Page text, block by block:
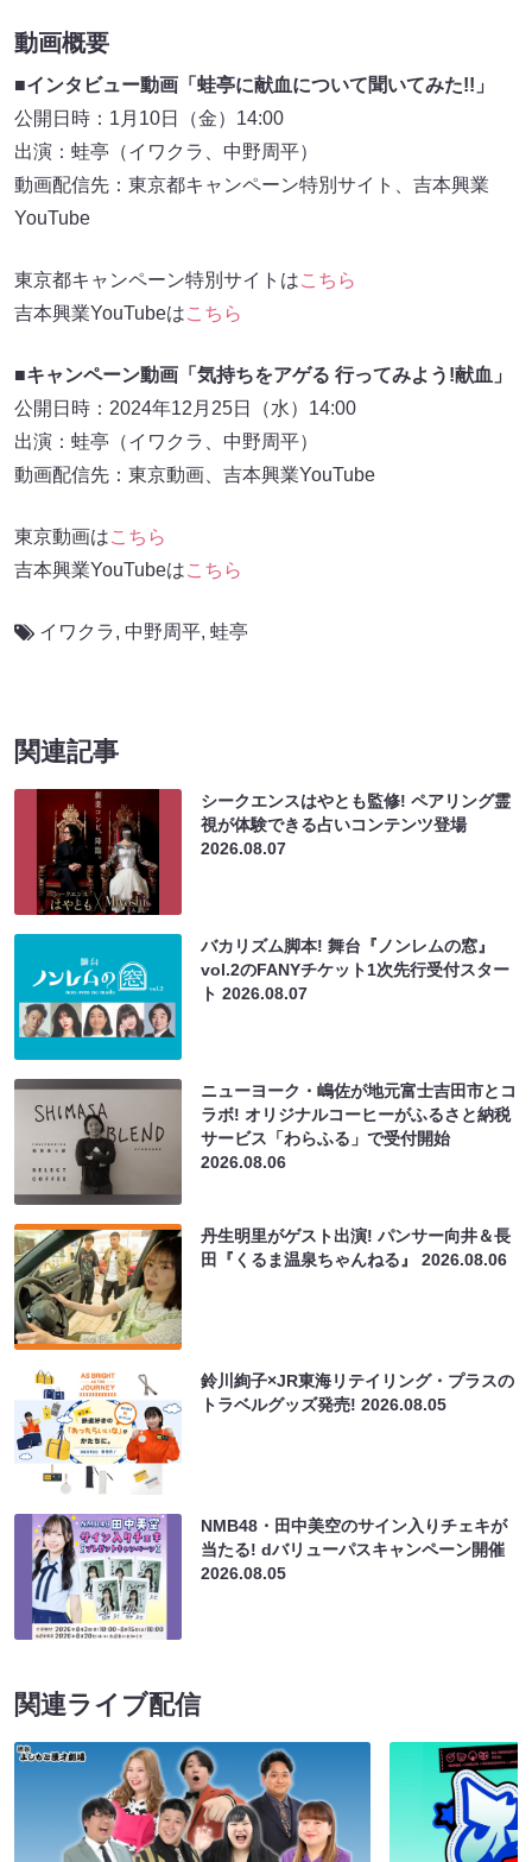
動画概要
■インタビュー動画「蛙亭に献血について聞いてみた!!」
公開日時：1月10日（金）14:00
出演：蛙亭（イワクラ、中野周平）
動画配信先：東京都キャンペーン特別サイト、吉本興業
YouTube
東京都キャンペーン特別サイトはこちら
吉本興業YouTubeはこちら
■キャンペーン動画「気持ちをアゲる 行ってみよう!献血」
公開日時：2024年12月25日（水）14:00
出演：蛙亭（イワクラ、中野周平）
動画配信先：東京動画、吉本興業YouTube
東京動画はこちら
吉本興業YouTubeはこちら
イワクラ, 中野周平, 蛙亭
関連記事
シークエンスはやとも監修! ペアリング霊
視が体験できる占いコンテンツ登場
2026.08.07
バカリズム脚本! 舞台『ノンレムの窓』
vol.2のFANYチケット1次先行受付スター
ト2026.08.07
ニューヨーク・嶋佐が地元富士吉田市とコ
ラボ! オリジナルコーヒーがふるさと納税
サービス「わらふる」で受付開始
2026.08.06
丹生明里がゲスト出演! パンサー向井＆長
田『くるま温泉ちゃんねる』2026.08.06
鈴川絢子×JR東海リテイリング・プラスの
トラベルグッズ発売!2026.08.05
NMB48・田中美空のサイン入りチェキが
当たる! dバリューパスキャンペーン開催
2026.08.05
関連ライブ配信